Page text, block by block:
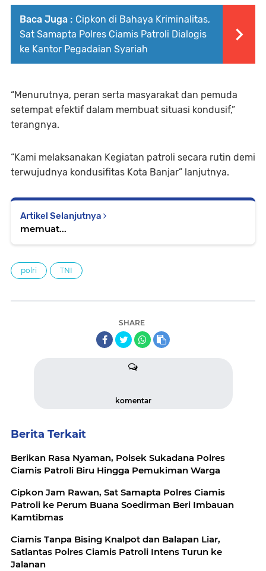
Baca Juga : Cipkon di Bahaya Kriminalitas,
Sat Samapta Polres Ciamis Patroli Dialogis
ke Kantor Pegadaian Syariah
“Menurutnya, peran serta masyarakat dan pemuda
setempat efektif dalam membuat situasi kondusif,”
terangnya.
“Kami melaksanakan Kegiatan patroli secara rutin demi
terwujudnya kondusifitas Kota Banjar” lanjutnya.
Artikel Selanjutnya
memuat...
polri TNI
SHARE
komentar
Berita Terkait
Berikan Rasa Nyaman, Polsek Sukadana Polres
Ciamis Patroli Biru Hingga Pemukiman Warga
Cipkon Jam Rawan, Sat Samapta Polres Ciamis
Patroli ke Perum Buana Soedirman Beri Imbauan
Kamtibmas
Ciamis Tanpa Bising Knalpot dan Balapan Liar,
Satlantas Polres Ciamis Patroli Intens Turun ke
Jalanan